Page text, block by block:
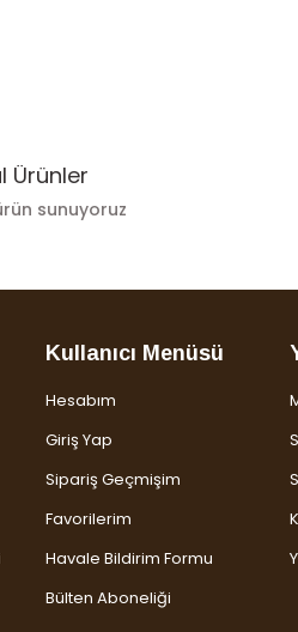
Ürünler
sunuyoruz
Kullanıcı Menüsü
Hesabım
Giriş Yap
Sipariş Geçmişim
Favorilerim
Havale Bildirim Formu
Bülten Aboneliği